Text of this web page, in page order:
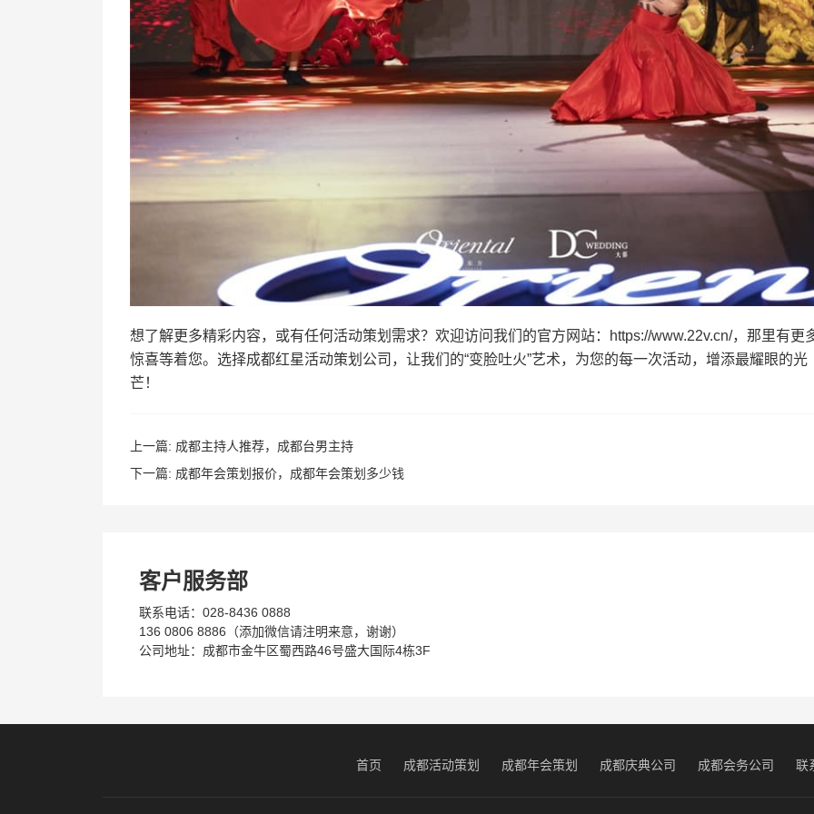
想了解更多精彩内容，或有任何活动策划需求？欢迎访问我们的官方网站：https://www.22v.cn/，那里有更
惊喜等着您。选择成都红星活动策划公司，让我们的“变脸吐火”艺术，为您的每一次活动，增添最耀眼的光
芒！
上一篇: 成都主持人推荐，成都台男主持
下一篇: 成都年会策划报价，成都年会策划多少钱
客户服务部
联系电话：028-8436 0888
136 0806 8886（添加微信请注明来意，谢谢）
公司地址：成都市金牛区蜀西路46号盛大国际4栋3F
首页 成都活动策划 成都年会策划 成都庆典公司 成都会务公司 联